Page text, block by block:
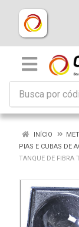
INÍCIO
PIAS E CUBAS DE
TANQUE DE FIBRA